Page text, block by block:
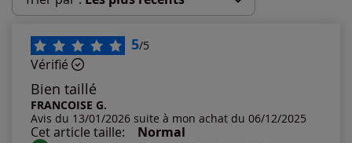
Les plus récents
Les plus anciens
Notes les plus élevées
5/5
Vérifié
Bien taillé
FRANCOISE G.
Avis du 13/01/2026 suite à mon achat du 06/12/2025
Cet article taille:
Normal